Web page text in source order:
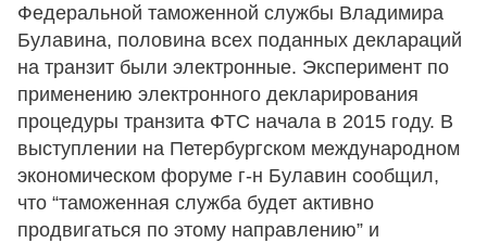
Федеральной таможенной службы Владимира
Булавина, половина всех поданных деклараций
на транзит были электронные. Эксперимент по
применению электронного декларирования
процедуры транзита ФТС начала в 2015 году. В
выступлении на Петербургском международном
экономическом форуме г-н Булавин сообщил,
что “таможенная служба будет активно
продвигаться по этому направлению” и